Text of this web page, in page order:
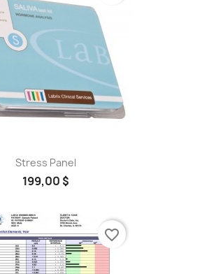
Stress Panel
199,00 $
favorite_border